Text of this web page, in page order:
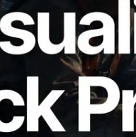
der
Slot und der